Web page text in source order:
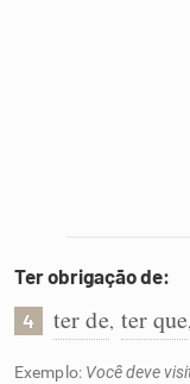
Ter obrigação de:
4 ter de, ter que,
Exemplo: Você deve